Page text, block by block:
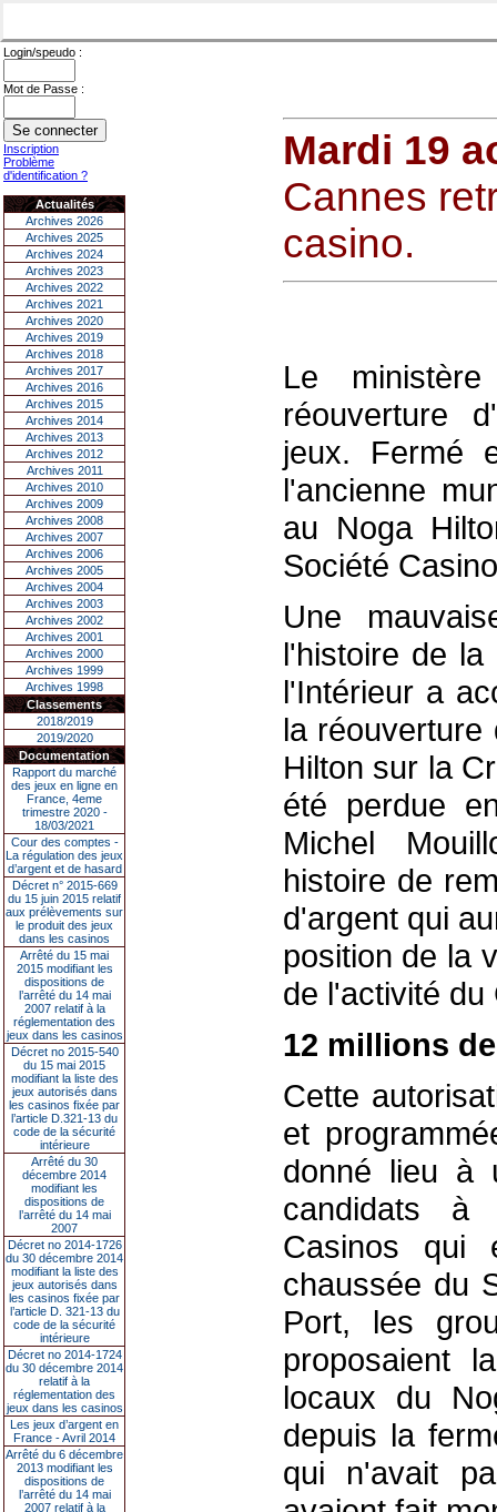
Login/speudo :
Mot de Passe :
Inscription
Problème
d'identification ?
Actualités
Archives 2026
Archives 2025
Archives 2024
Archives 2023
Archives 2022
Archives 2021
Archives 2020
Archives 2019
Archives 2018
Archives 2017
Archives 2016
Archives 2015
Archives 2014
Archives 2013
Archives 2012
Archives 2011
Archives 2010
Archives 2009
Archives 2008
Archives 2007
Archives 2006
Archives 2005
Archives 2004
Archives 2003
Archives 2002
Archives 2001
Archives 2000
Archives 1999
Archives 1998
Classements
2018/2019
2019/2020
Documentation
Rapport du marché
des jeux en ligne en
France, 4eme
trimestre 2020 -
18/03/2021
Cour des comptes -
La régulation des jeux
d’argent et de hasard
Décret n° 2015-669
du 15 juin 2015 relatif
aux prélèvements sur
le produit des jeux
dans les casinos
Arrêté du 15 mai
2015 modifiant les
dispositions de
l’arrêté du 14 mai
2007 relatif à la
réglementation des
jeux dans les casinos
Décret no 2015-540
du 15 mai 2015
modifiant la liste des
jeux autorisés dans
les casinos fixée par
l’article D.321-13 du
code de la sécurité
intérieure
Arrêté du 30
décembre 2014
modifiant les
dispositions de
l’arrêté du 14 mai
2007
Décret no 2014-1726
du 30 décembre 2014
modifiant la liste des
jeux autorisés dans
les casinos fixée par
l’article D. 321-13 du
code de la sécurité
intérieure
Décret no 2014-1724
du 30 décembre 2014
relatif à la
réglementation des
jeux dans les casinos
Les jeux d’argent en
France - Avril 2014
Arrêté du 6 décembre
2013 modifiant les
dispositions de
l’arrêté du 14 mai
2007 relatif à la
Mardi 19
Cannes
casino.
Le
réouverture
jeux. Fermé
l'ancienne
au Noga
Société
Une
l'histoire de
l'Intérieur a
la
Hilton sur la
été perdue
Michel
histoire de
d'argent qui
position de la
de l'activité
12 millions
Cette
et
donné lieu à
candidats à
Casinos qui
chaussée du
Port, les
proposaient
locaux du
depuis la
qui n'avait